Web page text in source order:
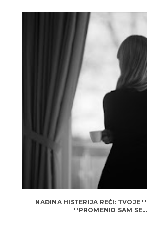
NAĐINA HISTERIJA REČI: TVOJE
''PROMENIO SAM SE...